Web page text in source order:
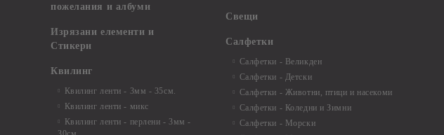
пожелания и албуми
Изрязани елементи и
Стикери
Квилинг
Квилинг ленти - 3мм - 35см.
Квилинг ленти - микс
Квилинг ленти - перлени - 3мм -
Свещи
Салфетки
Салфетки - Великден
Салфетки - Детски
Салфетки - Животни, птици и насекоми
Салфетки - Коледни и Зимни
Салфетки - Морски